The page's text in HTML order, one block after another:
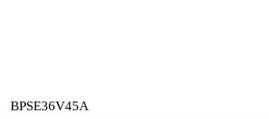
BPSE36V45A